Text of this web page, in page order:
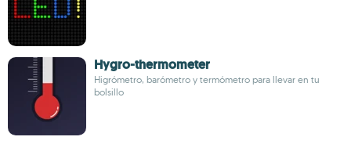
Hygro-thermometer
Higrómetro, barómetro y termómetro para llevar en tu
bolsillo